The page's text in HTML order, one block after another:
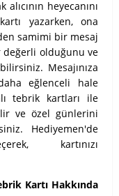
heyecanını
yazarken, ona
samimi bir mesaj
değerli olduğunu ve
Mesajınıza
eğlenceli hale
tebrik kartları ile
ve özel günlerini
Hediyemen'de
kartınızı
Kartı Hakkında